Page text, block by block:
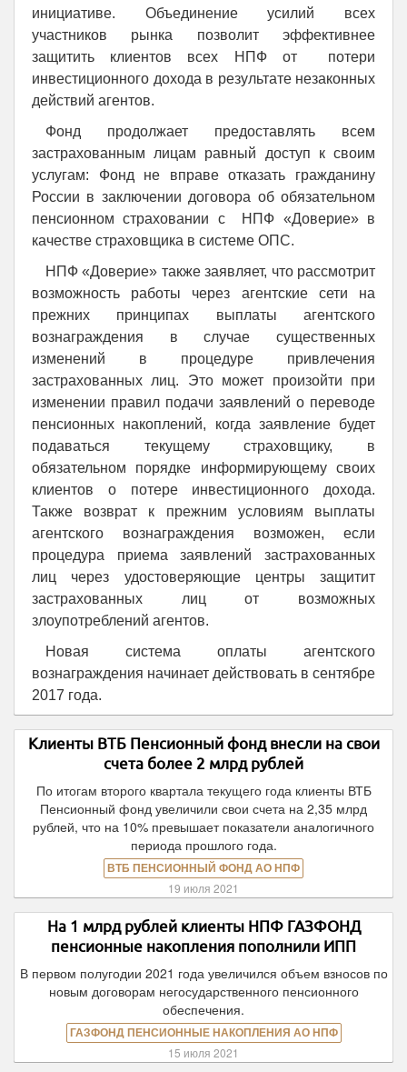
инициативе. Объединение усилий всех
участников рынка позволит эффективнее
защитить клиентов всех НПФ от потери
инвестиционного дохода в результате незаконных
действий агентов.
Фонд продолжает предоставлять всем
застрахованным лицам равный доступ к своим
услугам: Фонд не вправе отказать гражданину
России в заключении договора об обязательном
пенсионном страховании с НПФ «Доверие» в
качестве страховщика в системе ОПС.
НПФ «Доверие» также заявляет, что рассмотрит
возможность работы через агентские сети на
прежних принципах выплаты агентского
вознаграждения в случае существенных
изменений в процедуре привлечения
застрахованных лиц. Это может произойти при
изменении правил подачи заявлений о переводе
пенсионных накоплений, когда заявление будет
подаваться текущему страховщику, в
обязательном порядке информирующему своих
клиентов о потере инвестиционного дохода.
Также возврат к прежним условиям выплаты
агентского вознаграждения возможен, если
процедура приема заявлений застрахованных
лиц через удостоверяющие центры защитит
застрахованных лиц от возможных
злоупотреблений агентов.
Новая система оплаты агентского
вознаграждения начинает действовать в сентябре
2017 года.
Клиенты ВТБ Пенсионный фонд внесли на свои
счета более 2 млрд рублей
По итогам второго квартала текущего года клиенты ВТБ
Пенсионный фонд увеличили свои счета на 2,35 млрд
рублей, что на 10% превышает показатели аналогичного
периода прошлого года.
ВТБ ПЕНСИОННЫЙ ФОНД АО НПФ
19 июля 2021
На 1 млрд рублей клиенты НПФ ГАЗФОНД
пенсионные накопления пополнили ИПП
В первом полугодии 2021 года увеличился объем взносов по
новым договорам негосударственного пенсионного
обеспечения.
ГАЗФОНД ПЕНСИОННЫЕ НАКОПЛЕНИЯ АО НПФ
15 июля 2021